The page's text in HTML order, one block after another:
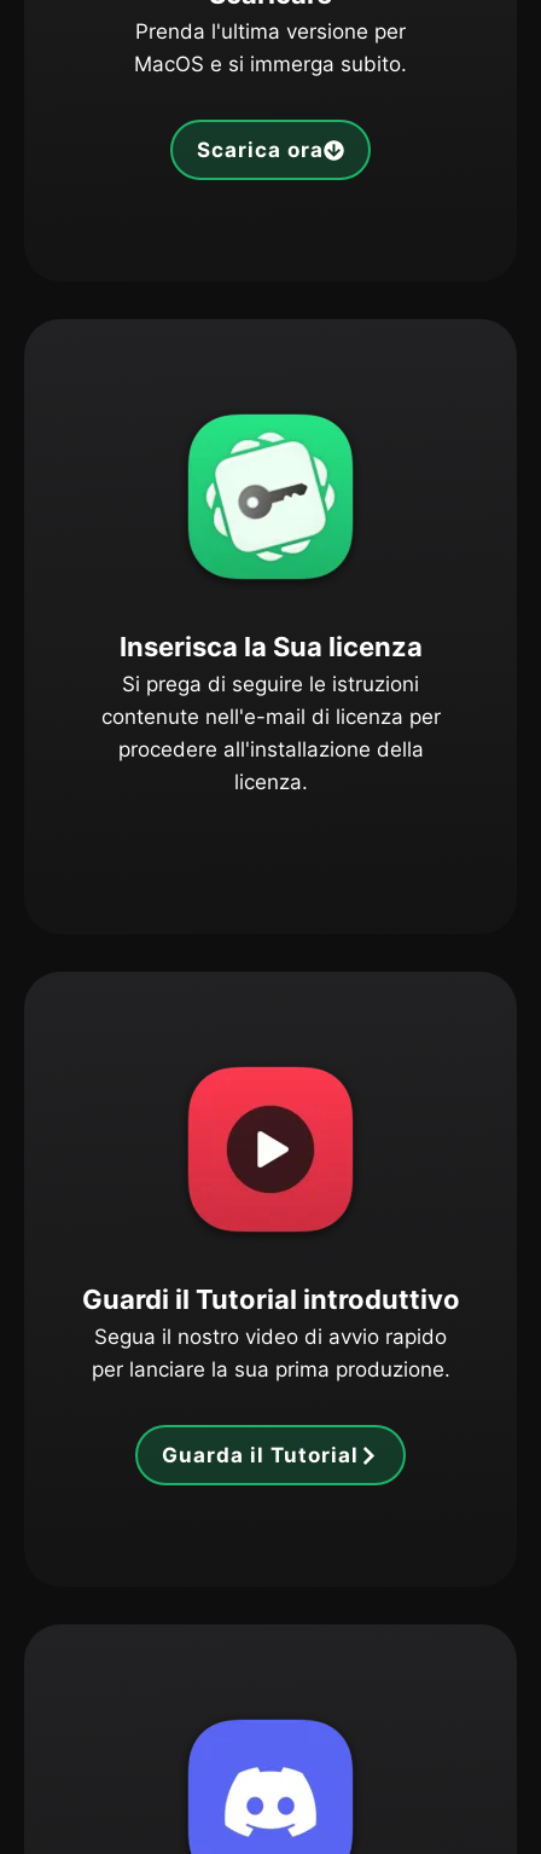
Prenda l'ultima versione per
MacOS e si immerga subito.
Scarica ora
Inserisca la Sua licenza
Si prega di seguire le istruzioni
contenute nell'e-mail di licenza per
procedere all'installazione della
licenza.
Guardi il Tutorial introduttivo
Segua il nostro video di avvio rapido
per lanciare la sua prima produzione.
Guarda il Tutorial